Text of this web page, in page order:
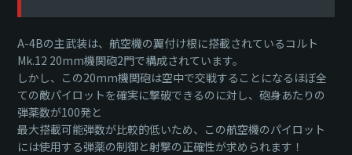
A-4Bの主武装は、航空機の翼付け根に搭載されているコルト
Mk.12 20mm機関砲2門で構成されています。
しかし、この20mm機関砲は空中で交戦することになるほぼ全
ての敵パイロットを確実に撃破できるのに対し、砲身あたりの
弾薬数が100発と
最大搭載可能弾数が比較的低いため、この航空機のパイロット
には使用する弾薬の制御と射撃の正確性が求められます！